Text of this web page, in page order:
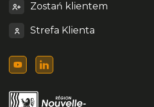
Zostań klientem
Strefa Klienta